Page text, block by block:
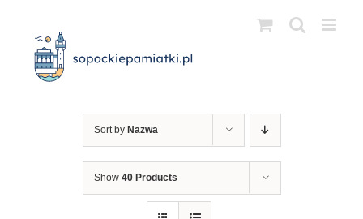
zawartości
Sort by Nazwa
Show 40 Products